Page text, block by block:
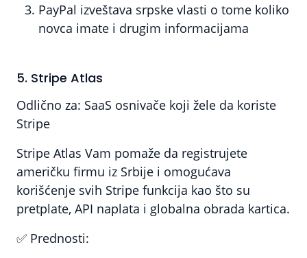
PayPal izveštava srpske vlasti o tome koliko
novca imate i drugim informacijama
5. Stripe Atlas
Odlično za: SaaS osnivače koji žele da koriste
Stripe
Stripe Atlas Vam pomaže da registrujete
američku firmu iz Srbije i omogućava
korišćenje svih Stripe funkcija kao što su
pretplate, API naplata i globalna obrada kartica.
✅ Prednosti: